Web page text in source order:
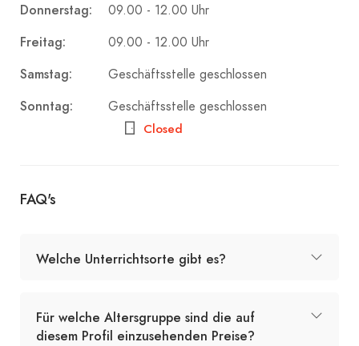
Donnerstag: 09.00 - 12.00 Uhr
Freitag: 09.00 - 12.00 Uhr
Samstag: Geschäftsstelle geschlossen
Sonntag:
Geschäftsstelle geschlossen
Closed
FAQ's
Welche Unterrichtsorte gibt es?
Für welche Altersgruppe sind die auf
diesem Profil einzusehenden Preise?